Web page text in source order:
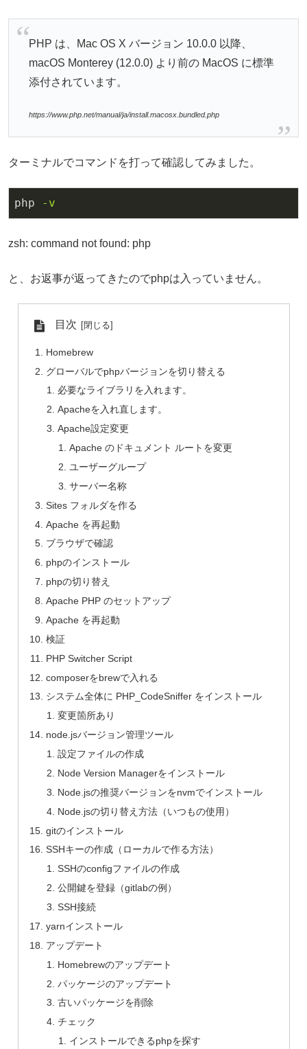
PHP は、Mac OS X バージョン 10.0.0 以降、
macOS Monterey (12.0.0) より前の MacOS に標準
添付されています。
https://www.php.net/manual/ja/install.macosx.bundled.php
ターミナルでコマンドを打って確認してみました。
php -v
zsh: command not found: php
と、お返事が返ってきたのでphpは入っていません。
目次
Homebrew
グローバルでphpバージョンを切り替える
必要なライブラリを入れます。
Apacheを入れ直します。
Apache設定変更
Apache のドキュメント ルートを変更
ユーザーグループ
サーバー名称
Sites フォルダを作る
Apache を再起動
ブラウザで確認
phpのインストール
phpの切り替え
Apache PHP のセットアップ
Apache を再起動
検証
PHP Switcher Script
composerをbrewで入れる
システム全体に PHP_CodeSniffer をインストール
変更箇所あり
node.jsバージョン管理ツール
設定ファイルの作成
Node Version Managerをインストール
Node.jsの推奨バージョンをnvmでインストール
Node.jsの切り替え方法（いつもの使用）
gitのインストール
SSHキーの作成（ローカルで作る方法）
SSHのconfigファイルの作成
公開鍵を登録（gitlabの例）
SSH接続
yarnインストール
アップデート
Homebrewのアップデート
パッケージのアップデート
古いパッケージを削除
チェック
インストールできるphpを探す